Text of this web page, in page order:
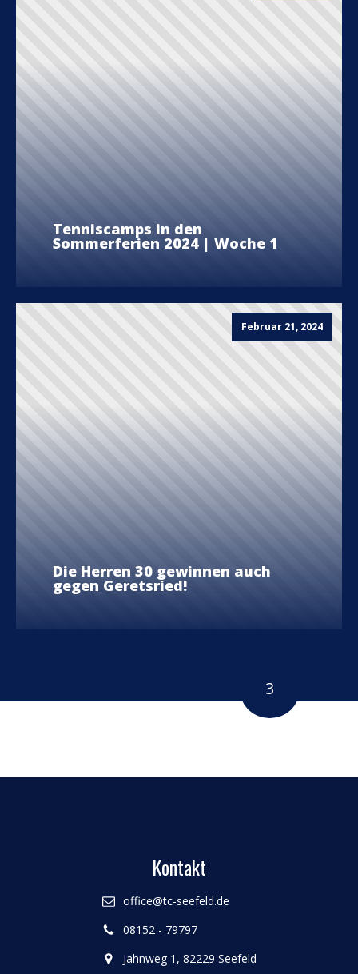
Tenniscamps in den
Sommerferien 2024 | Woche 1
Februar 21, 2024
Die Herren 30 gewinnen auch
gegen Geretsried!
3
Kontakt
office@tc-seefeld.de
08152 - 79797
Jahnweg 1, 82229 Seefeld